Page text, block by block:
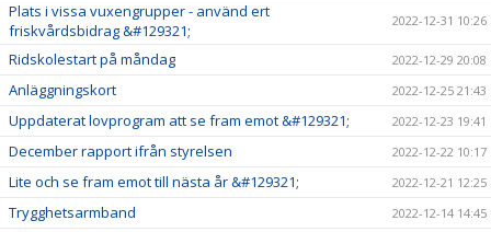
Plats i vissa vuxengrupper - använd ert
friskvårdsbidrag &#129321;
2022-12-31 10:26
Ridskolestart på måndag 2022-12-29 20:08
Anläggningskort 2022-12-25 21:43
Uppdaterat lovprogram att se fram emot &#129321; 2022-12-23 19:41
December rapport ifrån styrelsen 2022-12-22 10:17
Lite och se fram emot till nästa år &#129321; 2022-12-21 12:25
Trygghetsarmband 2022-12-14 14:45